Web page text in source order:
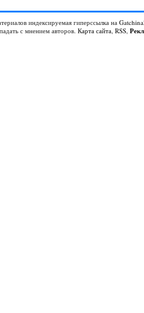
индексируемая гиперссылка на
с мнением авторов. Карта сайта, RSS,